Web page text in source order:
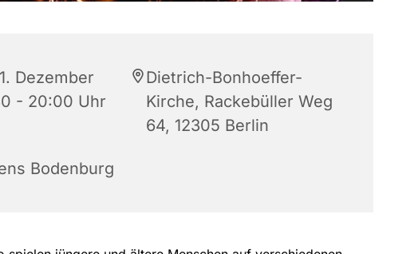
Dezember
- 20:00 Uhr
Dietrich-Bonhoeffer-
Kirche, Rackebüller Weg
64, 12305 Berlin
Bodenburg